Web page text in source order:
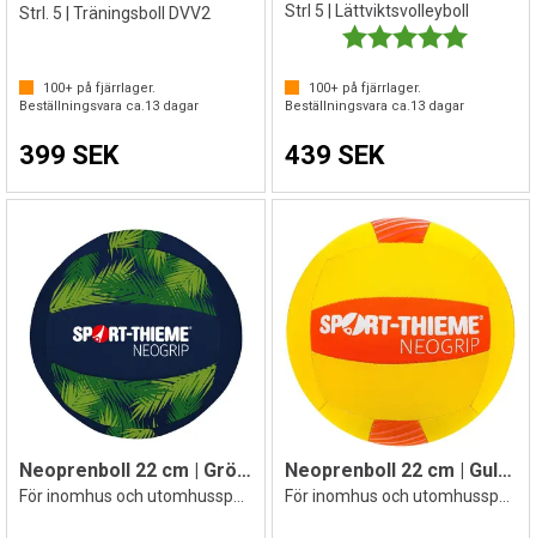
Strl. 5 | Träningsboll DVV2
100+ på fjärrlager.
Beställningsvara ca.13 dagar
399 SEK
Strl 5 | Lättviktsvolleyboll
Betyg:
100+på fjärrlager.
Beställningsvara ca.13dagar
439 SEK
Neoprenboll 22 cm | Grön/Blå Neoprenboll 22 cm | Gul/Orange